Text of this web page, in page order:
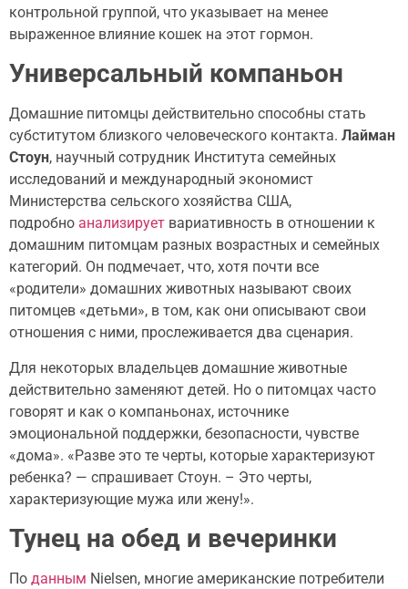
контрольной группой, что указывает на менее
выраженное влияние кошек на этот гормон.
Универсальный компаньон
Домашние питомцы действительно способны стать
субститутом близкого человеческого контакта. Лайман
Стоун, научный сотрудник Института семейных
исследований и международный экономист
Министерства сельского хозяйства США,
подробно анализирует вариативность в отношении к
домашним питомцам разных возрастных и семейных
категорий. Он подмечает, что, хотя почти все
«родители» домашних животных называют своих
питомцев «детьми», в том, как они описывают свои
отношения с ними, прослеживается два сценария.
Для некоторых владельцев домашние животные
действительно заменяют детей. Но о питомцах часто
говорят и как о компаньонах, источнике
эмоциональной поддержки, безопасности, чувстве
«дома». «Разве это те черты, которые характеризуют
ребенка? — спрашивает Стоун. – Это черты,
характеризующие мужа или жену!».
Тунец на обед и вечеринки
По данным Nielsen, многие американские потребители